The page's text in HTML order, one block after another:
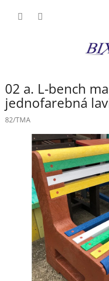
02 a. L-bench
jednofarebná
82/TMA